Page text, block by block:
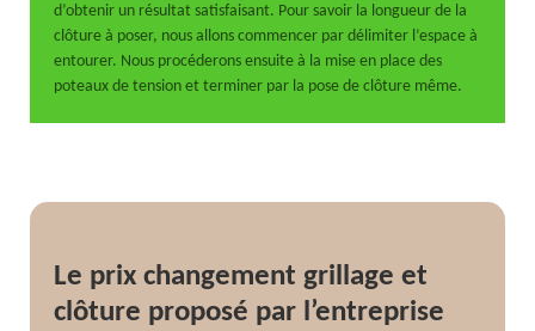
d’obtenir un résultat satisfaisant. Pour savoir la longueur de la
clôture à poser, nous allons commencer par délimiter l’espace à
entourer. Nous procéderons ensuite à la mise en place des
poteaux de tension et terminer par la pose de clôture même.
Le prix changement grillage et
clôture proposé par l’entreprise